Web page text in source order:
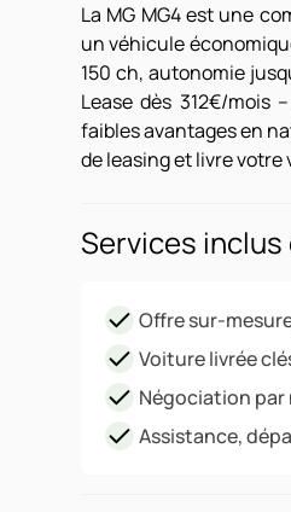
La MG MG4 est une
un véhicule
150 ch, autonomie
Lease dès 312€/mois
faibles avantages en
de leasing et livre
Services inclus
Offre sur-
Voiture livrée
Négociation
Assistance,